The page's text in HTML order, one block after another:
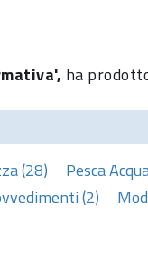
ha
(28)
Pesca
(2)